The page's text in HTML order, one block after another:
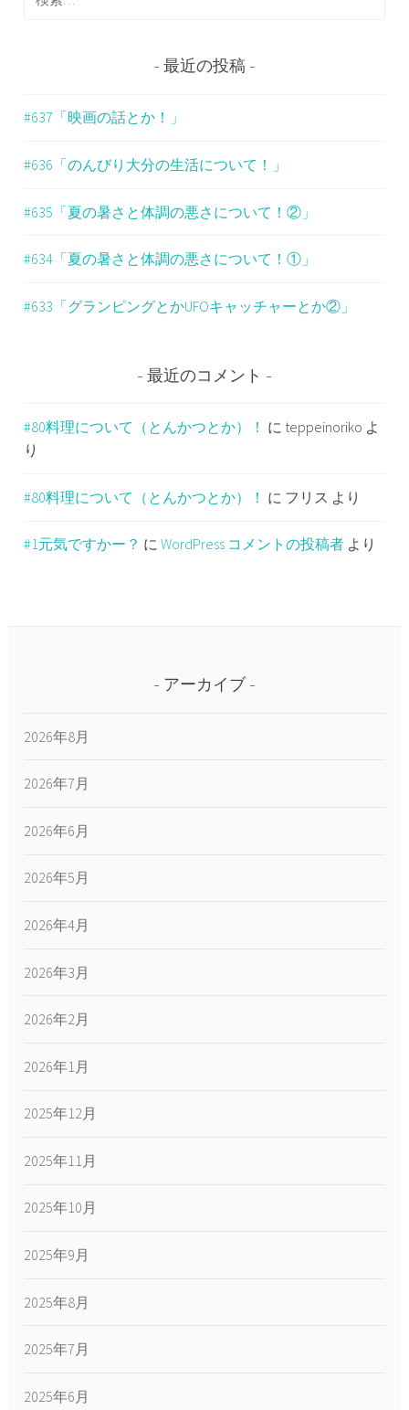
索
最近の投稿
#637「映画の話とか！」
#636「のんびり大分の生活について！」
#635「夏の暑さと体調の悪さについて！②」
#634「夏の暑さと体調の悪さについて！①」
#633「グランピングとかUFOキャッチャーとか②」
最近のコメント
#80料理について（とんかつとか）！ に teppeinoriko よ
り
#80料理について（とんかつとか）！ に フリス より
#1元気ですかー？ にWordPress コメントの投稿者 より
アーカイブ
2026年8月
2026年7月
2026年6月
2026年5月
2026年4月
2026年3月
2026年2月
2026年1月
2025年12月
2025年11月
2025年10月
2025年9月
2025年8月
2025年7月
2025年6月